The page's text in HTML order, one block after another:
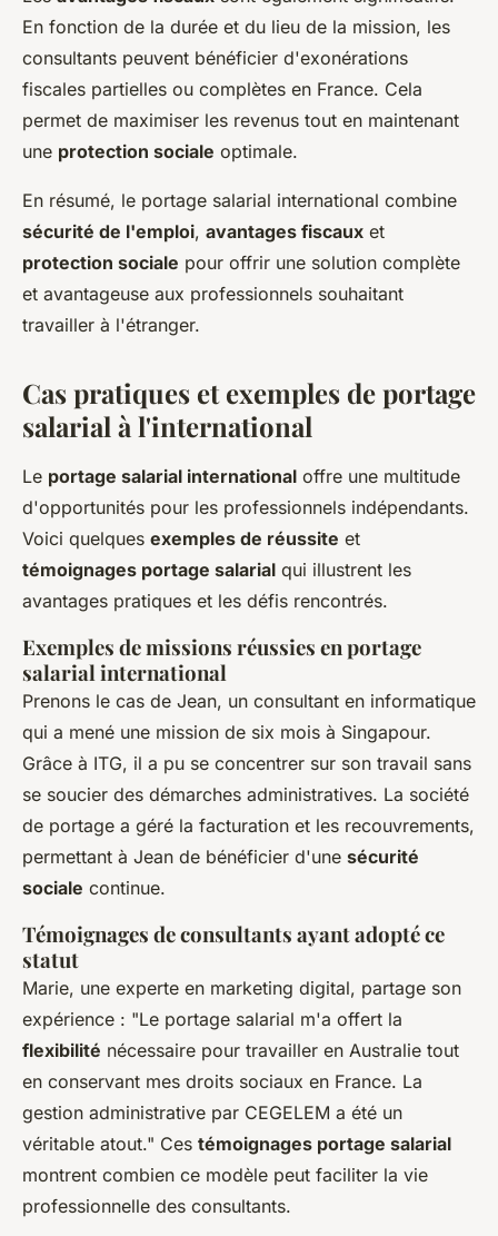
En fonction de la durée et du lieu de la mission, les
consultants peuvent bénéficier d'exonérations
fiscales partielles ou complètes en France. Cela
permet de maximiser les revenus tout en maintenant
une protection sociale optimale.
En résumé, le portage salarial international combine
sécurité de l'emploi, avantages fiscaux et
protection sociale pour offrir une solution complète
et avantageuse aux professionnels souhaitant
travailler à l'étranger.
Cas pratiques et exemples de portage
salarial à l'international
Le portage salarial international offre une multitude
d'opportunités pour les professionnels indépendants.
Voici quelques exemples de réussite et
témoignages portage salarial qui illustrent les
avantages pratiques et les défis rencontrés.
Exemples de missions réussies en portage
salarial international
Prenons le cas de Jean, un consultant en informatique
qui a mené une mission de six mois à Singapour.
Grâce à ITG, il a pu se concentrer sur son travail sans
se soucier des démarches administratives. La société
de portage a géré la facturation et les recouvrements,
permettant à Jean de bénéficier d'une sécurité
sociale continue.
Témoignages de consultants ayant adopté ce
statut
Marie, une experte en marketing digital, partage son
expérience : "Le portage salarial m'a offert la
flexibilité nécessaire pour travailler en Australie tout
en conservant mes droits sociaux en France. La
gestion administrative par CEGELEM a été un
véritable atout." Ces témoignages portage salarial
montrent combien ce modèle peut faciliter la vie
professionnelle des consultants.